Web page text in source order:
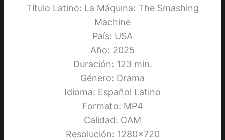
Título Latino: La Máquina: The Smashing
Machine
País: USA
Año: 2025
Duración: 123 min.
Género: Drama
Idioma: Español Latino
Formato: MP4
Calidad: CAM
Resolución: 1280×720